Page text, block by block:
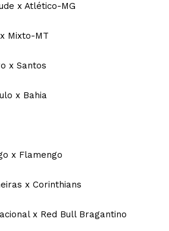
x Atlético-MG
Mixto-MT
x Santos
x Bahia
x Flamengo
x Corinthians
x Red Bull Bragantino